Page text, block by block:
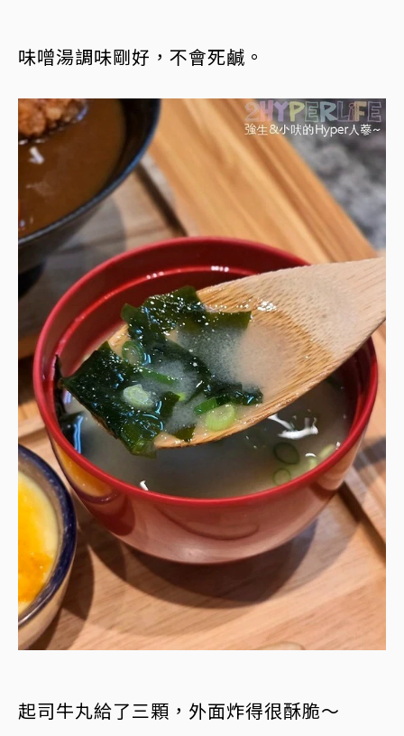
味噌湯調味剛好，不會死鹹。
起司牛丸給了三顆，外面炸得很酥脆～